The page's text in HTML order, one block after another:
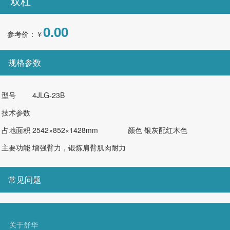
参考价：￥0.00
规格参数
型号
4JLG-23B
技术参数
占地面积 2542×852×1428mm 颜色 银灰配红木色
主要功能 增强臂力，锻炼肩臂肌肉耐力
常见问题
关于舒华